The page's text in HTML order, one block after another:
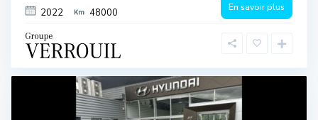
2022 48000 En savoir plus